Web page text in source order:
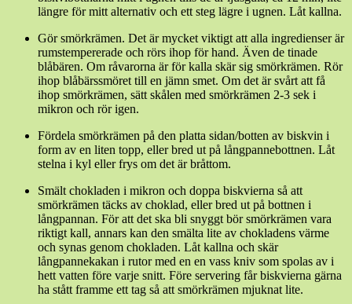
längre för mitt alternativ och ett steg lägre i ugnen. Låt kallna.
Gör smörkrämen. Det är mycket viktigt att alla ingredienser är
rumstempererade och rörs ihop för hand. Även de tinade
blåbären. Om råvarorna är för kalla skär sig smörkrämen. Rör
ihop blåbärssmöret till en jämn smet. Om det är svårt att få
ihop smörkrämen, sätt skålen med smörkrämen 2-3 sek i
mikron och rör igen.
Fördela smörkrämen på den platta sidan/botten av biskvin i
form av en liten topp, eller bred ut på långpannebottnen. Låt
stelna i kyl eller frys om det är bråttom.
Smält chokladen i mikron och doppa biskvierna så att
smörkrämen täcks av choklad, eller bred ut på bottnen i
långpannan. För att det ska bli snyggt bör smörkrämen vara
riktigt kall, annars kan den smälta lite av chokladens värme
och synas genom chokladen. Låt kallna och skär
långpannekakan i rutor med en en vass kniv som spolas av i
hett vatten före varje snitt. Före servering får biskvierna gärna
ha stått framme ett tag så att smörkrämen mjuknat lite.